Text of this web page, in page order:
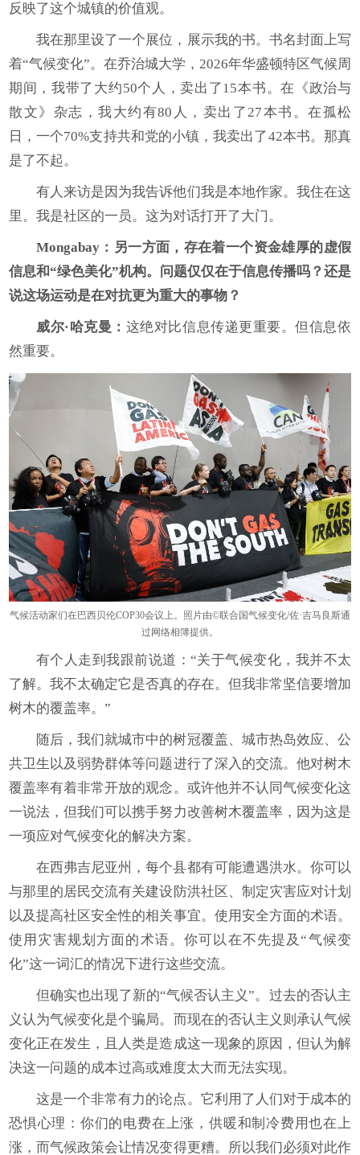
反映了这个城镇的价值观。
我在那里设了一个展位，展示我的书。书名封面上写
着“气候变化”。在乔治城大学，2026年华盛顿特区气候周
期间，我带了大约50个人，卖出了15本书。在《政治与
散文》杂志，我大约有80人，卖出了27本书。在孤松
日，一个70%支持共和党的小镇，我卖出了42本书。那真
是了不起。
有人来访是因为我告诉他们我是本地作家。我住在这
里。我是社区的一员。这为对话打开了大门。
Mongabay ：另一方面，存在着一个资金雄厚的虚假
信息和“绿色美化”机构。问题仅仅在于信息传播吗？还是
说这场运动是在对抗更为重大的事物？
威尔·哈克曼： 这绝对比信息传递更重要。但信息依
然重要。
气候活动家们在巴西贝伦COP30会议上。照片由©联合国气候变化/佐·吉马良斯通
过网络相簿提供。
有个人走到我跟前说道：“关于气候变化，我并不太
了解。我不太确定它是否真的存在。但我非常坚信要增加
树木的覆盖率。”
随后，我们就城市中的树冠覆盖、城市热岛效应、公
共卫生以及弱势群体等问题进行了深入的交流。他对树木
覆盖率有着非常开放的观念。或许他并不认同气候变化这
一说法，但我们可以携手努力改善树木覆盖率，因为这是
一项应对气候变化的解决方案。
在西弗吉尼亚州，每个县都有可能遭遇洪水。你可以
与那里的居民交流有关建设防洪社区、制定灾害应对计划
以及提高社区安全性的相关事宜。使用安全方面的术语。
使用灾害规划方面的术语。你可以在不先提及“气候变
化”这一词汇的情况下进行这些交流。
但确实也出现了新的“气候否认主义”。过去的否认主
义认为气候变化是个骗局。而现在的否认主义则承认气候
变化正在发生，且人类是造成这一现象的原因，但认为解
决这一问题的成本过高或难度太大而无法实现。
这是一个非常有力的论点。它利用了人们对于成本的
恐惧心理：你们的电费在上涨，供暖和制冷费用也在上
涨，而气候政策会让情况变得更糟。所以我们必须对此作